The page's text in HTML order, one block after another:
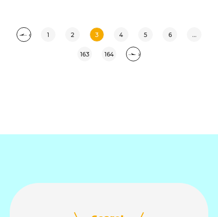
‹ 1 2 3 4 5 6 ...
163 164 ›